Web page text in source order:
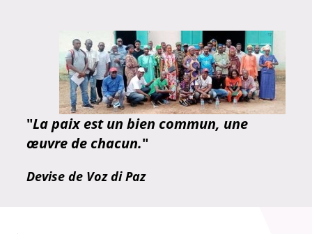
"La paix est un bien commun, une
œuvre de chacun."
Devise de Voz di Paz